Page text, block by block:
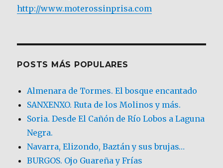
http://www.moterossinprisa.com
POSTS MÁS POPULARES
Almenara de Tormes. El bosque encantado
SANXENXO. Ruta de los Molinos y más.
Soria. Desde El Cañón de Río Lobos a Laguna
Negra.
Navarra, Elizondo, Baztán y sus brujas…
BURGOS. Ojo Guareña y Frías